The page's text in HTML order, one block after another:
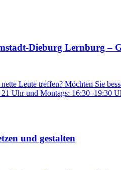
Dieburg Lernburg –
Leute treffen? Möchten Sie
Uhr und Montags: 16:30–19:30
und gestalten